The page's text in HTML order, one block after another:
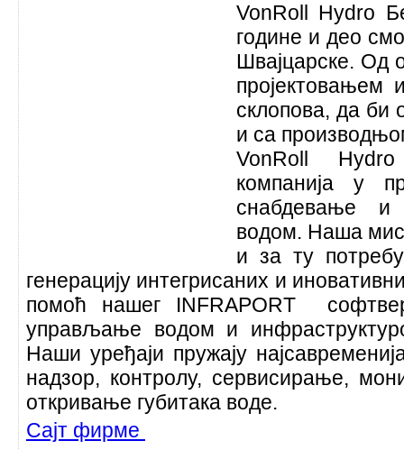
VonRoll Hydro
године и део
Швајцарске. Од
пројектовањем
склопова, да би
и са
VonRoll
компанија у
снабдевање и
водом. Наша
и за ту
генерацију интегрисаних и
помоћ нашег INFRAPORT
управљање водом и
Наши уређаји пружају
надзор, контролу, сервисирање,
откривање губитака воде.
Сајт фирме